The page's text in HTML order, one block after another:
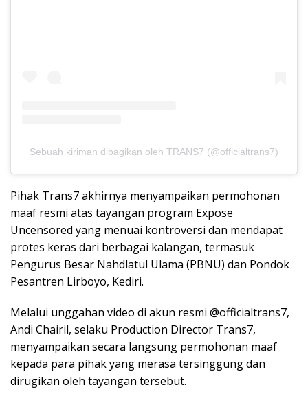
Sebuah kiriman dibagikan oleh TRANS7 (@officialtrans7)
Pihak Trans7 akhirnya menyampaikan permohonan
maaf resmi atas tayangan program Expose
Uncensored yang menuai kontroversi dan mendapat
protes keras dari berbagai kalangan, termasuk
Pengurus Besar Nahdlatul Ulama (PBNU) dan Pondok
Pesantren Lirboyo, Kediri.
Melalui unggahan video di akun resmi @officialtrans7,
Andi Chairil, selaku Production Director Trans7,
menyampaikan secara langsung permohonan maaf
kepada para pihak yang merasa tersinggung dan
dirugikan oleh tayangan tersebut.